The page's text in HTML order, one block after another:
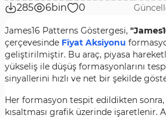
285 6bin 0
James16 Patterns Göstergesi,
çerçevesinde Fiyat Aksiyonu
geliştirilmiştir. Bu araç, piyasa
yükseliş ile düşüş formasyonlarını
sinyallerini hızlı ve net bir şekilde
Her formasyon tespit edildikten
kısaltması grafik üzerinde işaretlenir.